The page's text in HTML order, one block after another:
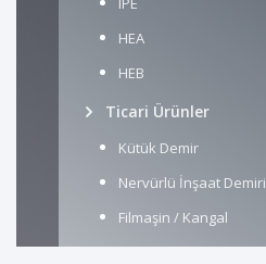
HEA
HEB
Ticari Ürünler
Kütük Demir
Nervürlü İnşaat Demiri
Filmaşin / Kangal